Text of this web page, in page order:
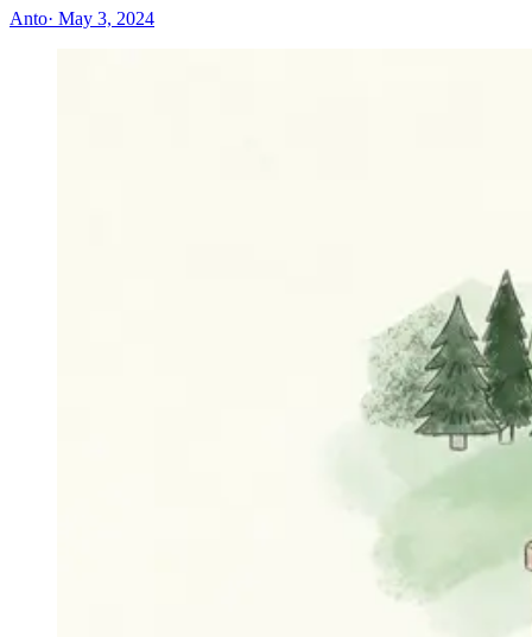
Anto· May 3, 2024